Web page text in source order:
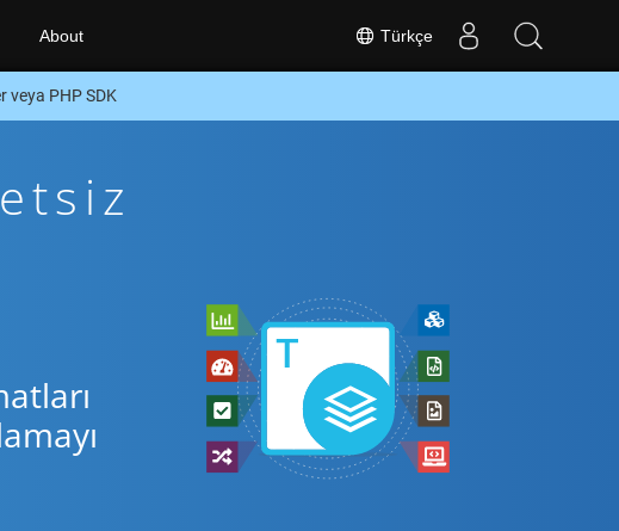
Türkçe
About
veya PHP SDK